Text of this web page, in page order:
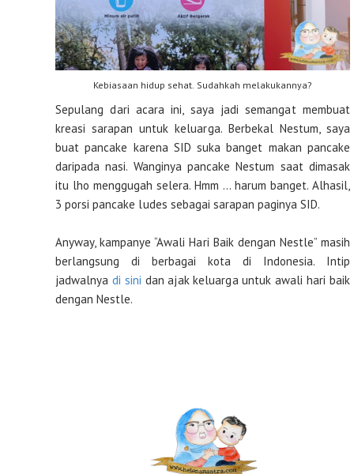
Kebiasaan hidup sehat. Sudahkah melakukannya?
Sepulang dari acara ini, saya jadi semangat membuat
kreasi sarapan untuk keluarga. Berbekal Nestum, saya
buat pancake karena SID suka banget makan pancake
daripada nasi. Wanginya pancake Nestum saat dimasak
itu lho menggugah selera. Hmm … harum banget. Alhasil,
3 porsi pancake ludes sebagai sarapan paginya SID.
Anyway, kampanye “Awali Hari Baik dengan Nestle” masih
berlangsung di berbagai kota di Indonesia. Intip
jadwalnya di sini dan ajak keluarga untuk awali hari baik
dengan Nestle.